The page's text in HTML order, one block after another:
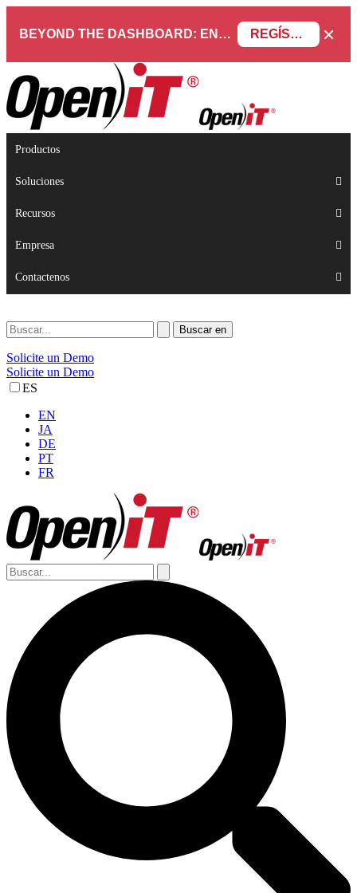
BEYOND THE DASHBOARD: ENGINEERING SOFTWARE IN SERVICENOW WEBINAR REGÍSTRESE AHORA ×
Productos
Soluciones
Recursos
Empresa
Contactenos
Solicite un Demo
Solicite un Demo
ES
EN
JA
DE
PT
FR